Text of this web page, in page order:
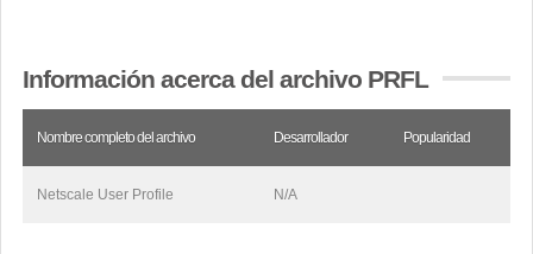
Información acerca del archivo PRFL
Nombre completo del archivo Desarrollador Popularidad
Netscale User Profile N/A